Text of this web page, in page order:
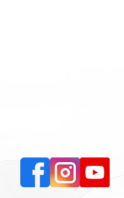
FacebookInstagram